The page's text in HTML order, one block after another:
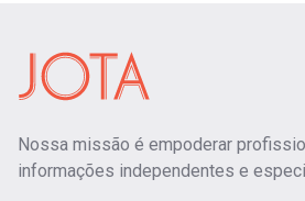
Nossa missão é empoderar
informações independentes e